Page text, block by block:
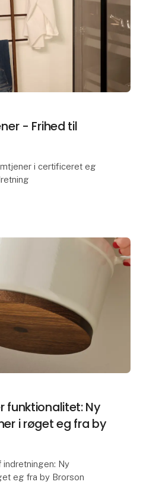
- Frihed til
i certificeret eg
funktionalitet: Ny
i røget eg fra by
indretningen: Ny
eg fra by Brorson